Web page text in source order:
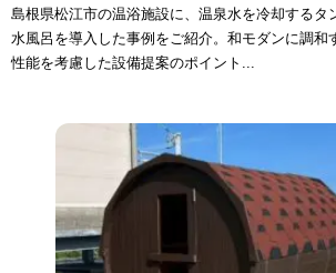
島根県松江市の温浴施設に、温泉水を冷却するタ
水風呂を導入した事例をご紹介。和モダンに調和
性能を考慮した設備提案のポイント...